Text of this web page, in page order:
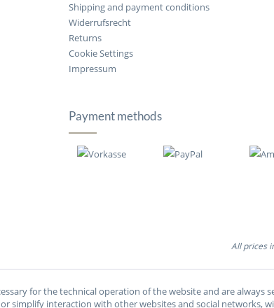
Shipping and payment conditions
Widerrufsrecht
Returns
Cookie Settings
Impressum
Payment methods
All prices
for the technical operation of the website and are always
simplify interaction with other websites and social networks,